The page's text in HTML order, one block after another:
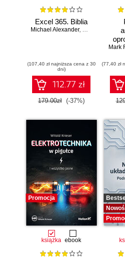
Excel 365. Biblia
Michael Alexander, Dick Kusleika
(107,40 zł najniższa cena z 30
dni)
112.77 zł
179.00zł (-37%)
Mark
(77,40 zł
Promocja
książka ebook